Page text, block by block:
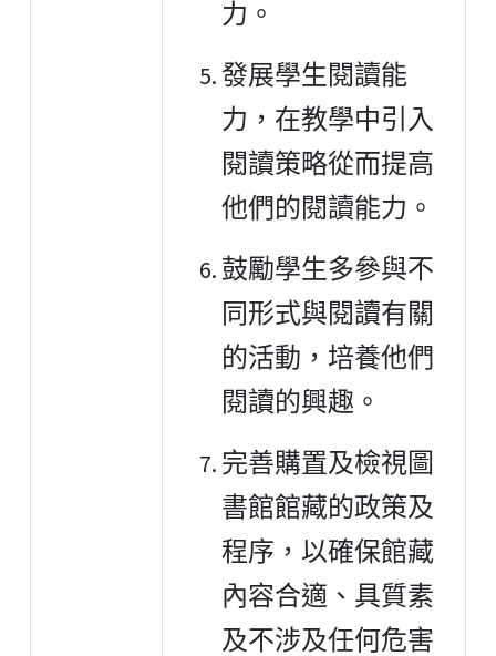
力。
發展學生閱讀能
力，在教學中引入
閱讀策略從而提高
他們的閱讀能力。
鼓勵學生多參與不
同形式與閱讀有關
的活動，培養他們
閱讀的興趣。
完善購置及檢視圖
書館館藏的政策及
程序，以確保館藏
內容合適、具質素
及不涉及任何危害